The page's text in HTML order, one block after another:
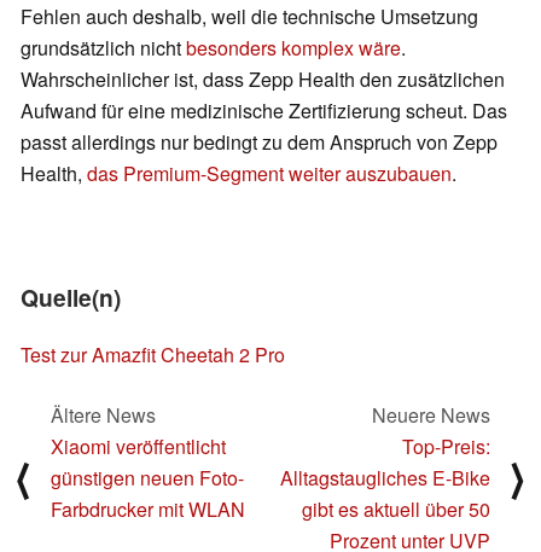
Fehlen auch deshalb, weil die technische Umsetzung
grundsätzlich nichtbesonders komplex wäre.
Wahrscheinlicher ist, dass Zepp Health den zusätzlichen
Aufwand für eine medizinische Zertifizierung scheut. Das
passt allerdings nur bedingt zu dem Anspruch von Zepp
Health, das Premium-Segment weiter auszubauen.
Quelle(n)
Test zur Amazfit Cheetah 2 Pro
⟨
Ältere News
Xiaomi veröffentlicht
günstigen neuen Foto-
Farbdrucker mit WLAN
Neuere News
Top-Preis:
Alltagstaugliches E-Bike
gibt es aktuell über 50
Prozent unter UVP
⟩